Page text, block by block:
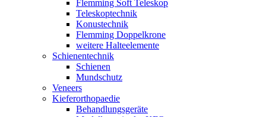
Flemming Soft Teleskop
Teleskoptechnik
Konustechnik
Flemming Doppelkrone
weitere Halteelemente
Schienen­technik
Schienen
Mundschutz
Veneers
Kieferorthopaedie
Behandlungs­geräte